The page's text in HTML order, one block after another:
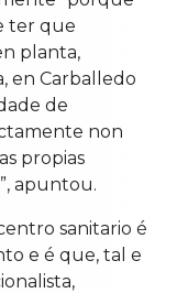
ter que
planta,
en Carballedo
de
non
propias
apuntou.
sanitario é
e é que, tal e